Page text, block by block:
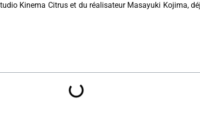
Kinema Citrus et du réalisateur Masayuki Kojima,